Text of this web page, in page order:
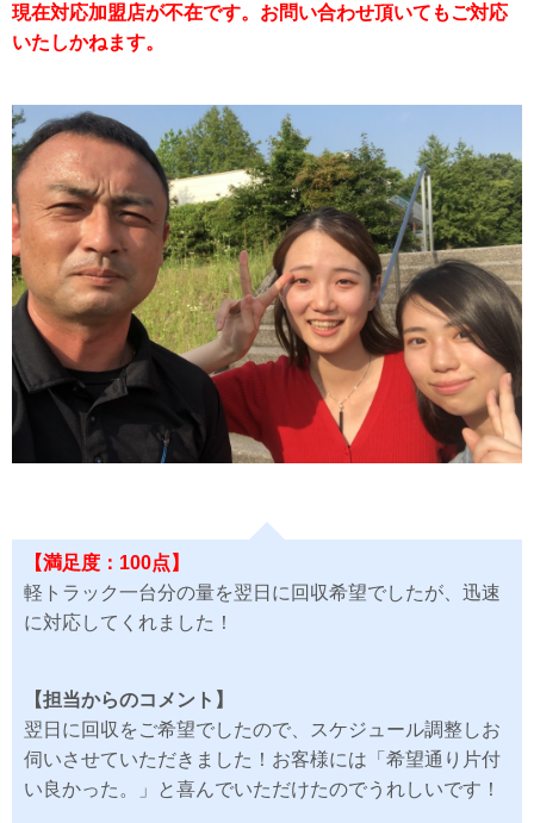
現在対応加盟店が不在です。お問い合わせ頂いてもご対応
いたしかねます。
【満足度：100点】
軽トラック一台分の量を翌日に回収希望でしたが、迅速
に対応してくれました！
【担当からのコメント】
翌日に回収をご希望でしたので、スケジュール調整しお
伺いさせていただきました！お客様には「希望通り片付
い良かった。」と喜んでいただけたのでうれしいです！